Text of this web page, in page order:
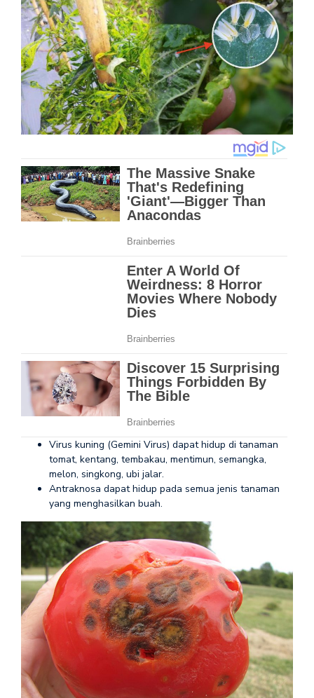
Virus kuning (Gemini Virus) dapat hidup di tanaman
tomat, kentang, tembakau, mentimun, semangka,
melon, singkong, ubi jalar.
Antraknosa dapat hidup pada semua jenis tanaman
yang menghasilkan buah.